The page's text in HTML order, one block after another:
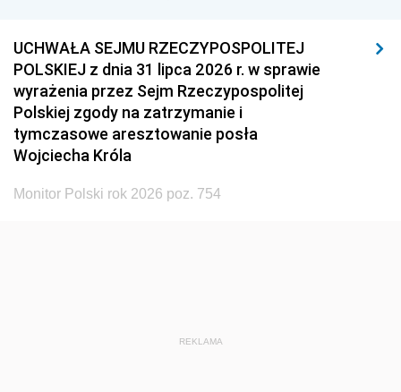
UCHWAŁA SEJMU RZECZYPOSPOLITEJ
POLSKIEJ z dnia 31 lipca 2026 r. w sprawie
wyrażenia przez Sejm Rzeczypospolitej
Polskiej zgody na zatrzymanie i
tymczasowe aresztowanie posła
Wojciecha Króla
Monitor Polski rok 2026 poz. 754
REKLAMA